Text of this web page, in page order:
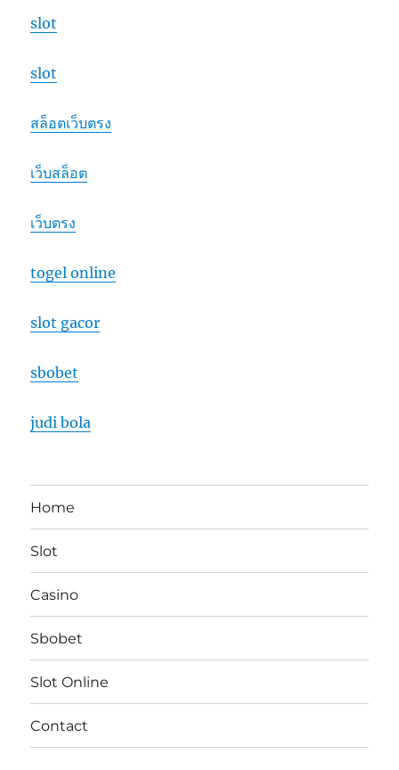
slot
slot
สล็อตเว็บตรง
เว็บสล็อต
เว็บตรง
togel online
slot gacor
sbobet
judi bola
Home
Slot
Casino
Sbobet
Slot Online
Contact